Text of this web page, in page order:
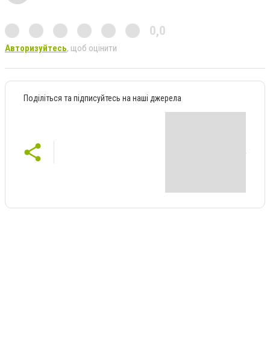
0,0
Авторизуйтесь, щоб оцінити
Поділіться та підписуйтесь на наші джерела